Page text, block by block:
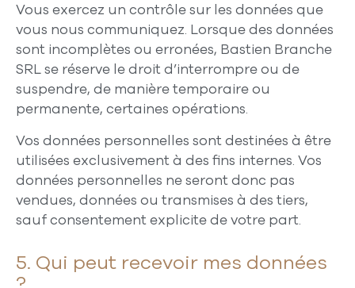
Vous exercez un contrôle sur les données que
vous nous communiquez. Lorsque des données
sont incomplètes ou erronées, Bastien Branche
SRL se réserve le droit d’interrompre ou de
suspendre, de manière temporaire ou
permanente, certaines opérations.
Vos données personnelles sont destinées à être
utilisées exclusivement à des fins internes. Vos
données personnelles ne seront donc pas
vendues, données ou transmises à des tiers,
sauf consentement explicite de votre part.
5. Qui peut recevoir mes données